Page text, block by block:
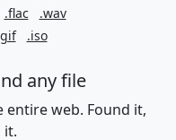
.flac
.wav
.iso
any file
entire web. Found it,
it.